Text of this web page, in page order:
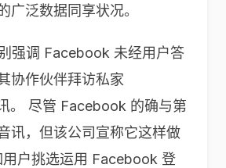
广泛数据同享状况。
强调 Facebook 未经用户答
协作伙伴拜访私家
。 尽管 Facebook 的确与第
讯，但该公司宣称它这样做
用户挑选运用 Facebook 登